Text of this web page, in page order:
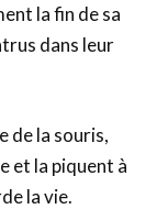
la fin de sa
dans leur
de la souris,
et la piquent à
la vie.